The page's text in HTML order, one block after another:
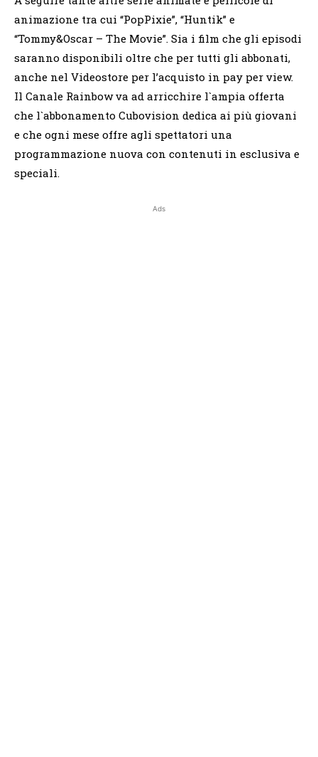
animazione tra cui “PopPixie”, “Huntik” e
“Tommy&Oscar – The Movie”. Sia i film che gli episodi
saranno disponibili oltre che per tutti gli abbonati,
anche nel Videostore per l’acquisto in pay per view.
Il Canale Rainbow va ad arricchire l`ampia offerta
che l`abbonamento Cubovision dedica ai più giovani
e che ogni mese offre agli spettatori una
programmazione nuova con contenuti in esclusiva e
speciali.
Ads